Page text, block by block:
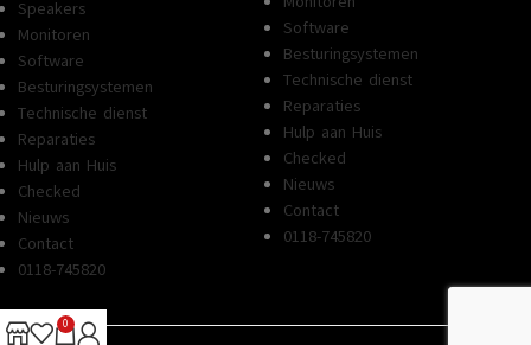
Speakers
Monitoren
Software
Besturingsystemen
Technische dienst
Reparaties
Hulp aan Huis
Checked
Nieuws
Contact
0118-745820
Software
Besturingsystemen
Technische dienst
Reparaties
Hulp aan Huis
Checked
Nieuws
Contact
0118-745820
0